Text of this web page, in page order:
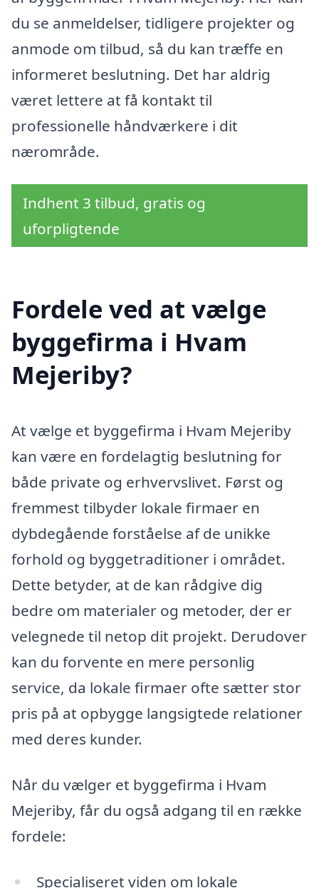
du se anmeldelser, tidligere projekter og
anmode om tilbud, så du kan træffe en
informeret beslutning. Det har aldrig
været lettere at få kontakt til
professionelle håndværkere i dit
nærområde.
Indhent 3 tilbud, gratis og
uforpligtende
Fordele ved at vælge
byggefirma i Hvam
Mejeriby?
At vælge et byggefirma i Hvam Mejeriby
kan være en fordelagtig beslutning for
både private og erhvervslivet. Først og
fremmest tilbyder lokale firmaer en
dybdegående forståelse af de unikke
forhold og byggetraditioner i området.
Dette betyder, at de kan rådgive dig
bedre om materialer og metoder, der er
velegnede til netop dit projekt. Derudover
kan du forvente en mere personlig
service, da lokale firmaer ofte sætter stor
pris på at opbygge langsigtede relationer
med deres kunder.
Når du vælger et byggefirma i Hvam
Mejeriby, får du også adgang til en række
fordele:
Specialiseret viden om lokale